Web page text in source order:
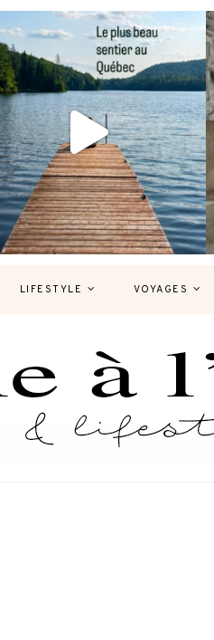
te disais qu’il existe un sentier où
126 37
LIFESTYLE VOYAGES